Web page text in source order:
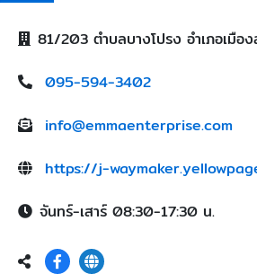
81/203 ตำบลบางโปรง อำเภอเมือ
095-594-3402
info@emmaenterprise.com
https://j-
จันทร์-เสาร์ 08:30-17:30 น.